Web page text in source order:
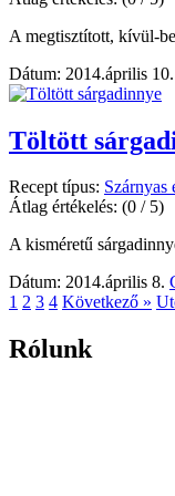
A megtisztított, kívül-
Dátum: 2014.április 10.
Töltött
Recept típus: Szárnyas
Átlag értékelés: (0 / 5)
A kisméretű
Dátum: 2014.április 8.
1 2 3 4 Következő »
Rólunk